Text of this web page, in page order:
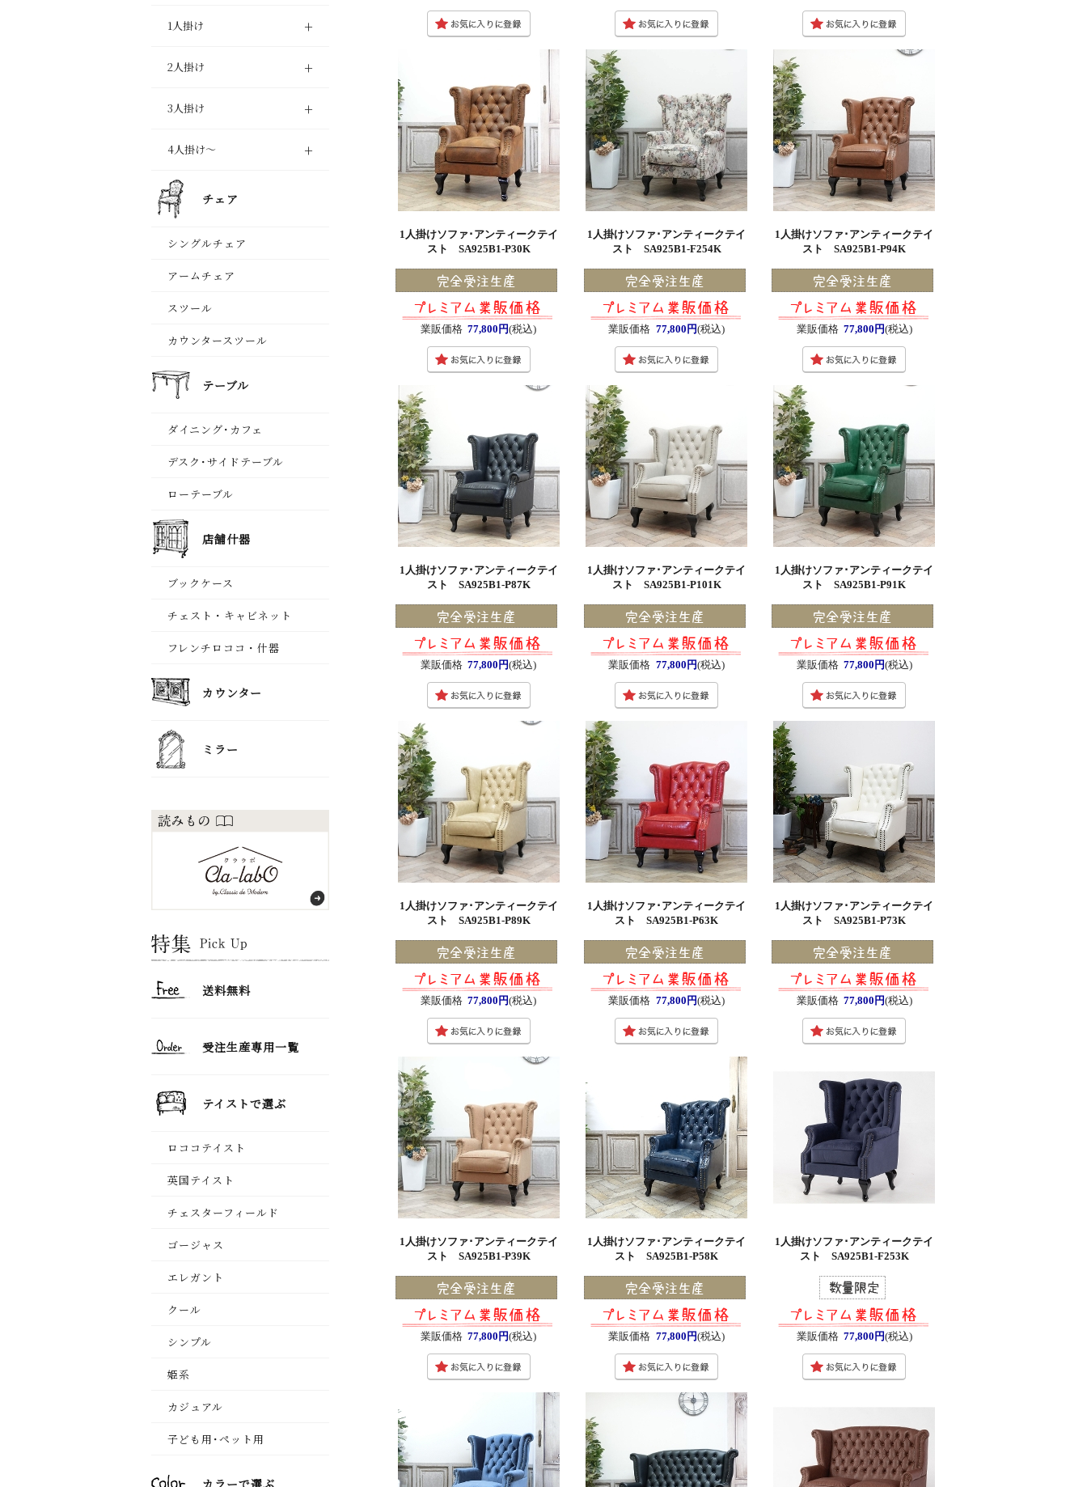
1人掛けソファ･アンティークテイ
スト SA925B1-P30K
業販価格 77,800円(税込)
1人掛けソファ･アンティークテイ
スト SA925B1-F254K
業販価格 77,800円(税込)
1人掛けソファ･アンティークテイ
スト SA925B1-P94K
業販価格 77,800円(税込)
1人掛けソファ･アンティークテイ
スト SA925B1-P87K
業販価格 77,800円(税込)
1人掛けソファ･アンティークテイ
スト SA925B1-P101K
業販価格 77,800円(税込)
1人掛けソファ･アンティークテイ
スト SA925B1-P91K
業販価格 77,800円(税込)
1人掛けソファ･アンティークテイ
スト SA925B1-P89K
業販価格 77,800円(税込)
1人掛けソファ･アンティークテイ
スト SA925B1-P63K
業販価格 77,800円(税込)
1人掛けソファ･アンティークテイ
スト SA925B1-P73K
業販価格 77,800円(税込)
1人掛けソファ･アンティークテイ
スト SA925B1-P39K
業販価格 77,800円(税込)
1人掛けソファ･アンティークテイ
スト SA925B1-P58K
業販価格 77,800円(税込)
1人掛けソファ･アンティークテイ
スト SA925B1-F253K
業販価格 77,800円(税込)